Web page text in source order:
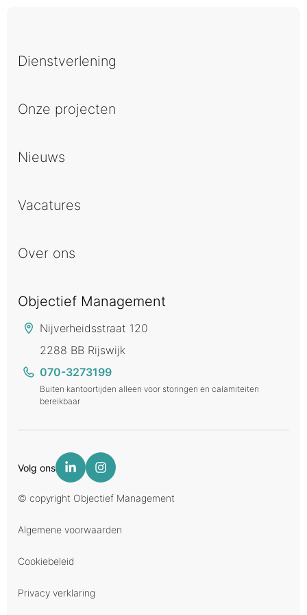
Dienstverlening
Onze projecten
Nieuws
Vacatures
Over ons
Objectief Management
Nijverheidsstraat 120
2288 BB Rijswijk
070-3273199
Buiten kantoortijden alleen voor storingen en calamiteiten
bereikbaar
© copyright Objectief Management
Algemene voorwaarden
Cookiebeleid
Privacy verklaring
Volg ons